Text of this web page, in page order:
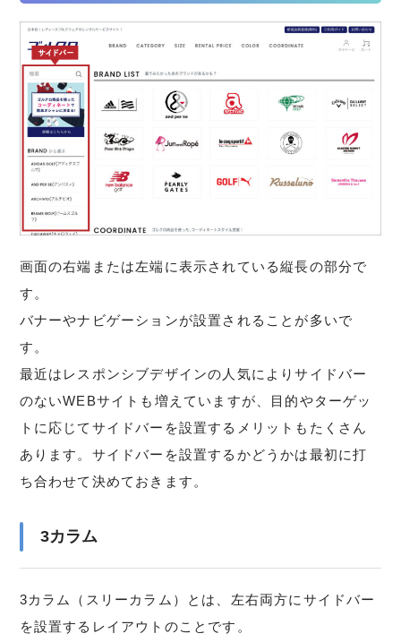
画面の右端または左端に表示されている縦長の部分で
す。
バナーやナビゲーションが設置されることが多いで
す。
最近はレスポンシブデザインの人気によりサイドバー
のないWEBサイトも増えていますが、目的やターゲッ
トに応じてサイドバーを設置するメリットもたくさん
あります。サイドバーを設置するかどうかは最初に打
ち合わせて決めておきます。
3カラム
3カラム（スリーカラム）とは、左右両方にサイドバー
を設置するレイアウトのことです。